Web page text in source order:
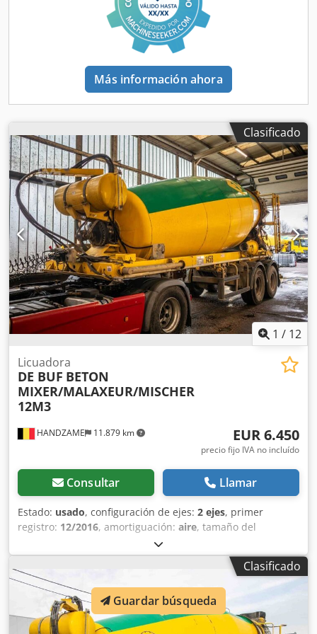
mm Cabina de protección Cuadro eléctrico Dimensiones
totales: 2700 x 1000 x 1250 h (mm) Peso: 1500 kg
Más información ahora
Clasificado
1 / 12
HANDZAME 11.879 km
Licuadora
DE BUF BETON
MIXER/MALAXEUR/MISCHER
12M3
EUR 6.450
precio fijo IVA no incluído
Consultar Llamar
Estado: usado, configuración de ejes: 2 ejes, primer
registro: 12/2016, amortiguación: aire, tamaño del
, distancia entre ejes:
Año de fabricación:2016, Material utilizable: hormigón
Medida de neumáticos: 425/65R22,5 Djdpfx Ajuc Dcden
Eekr Suspensión: suspensión neumática Tracción: tracción
a las ruedas Peso en vacío: 7.720 kg Carga útil: 28.280 kg
MMA: 36.000 kg Marca de la carrocería: DE BUF
Clasificado
Guardar búsqueda